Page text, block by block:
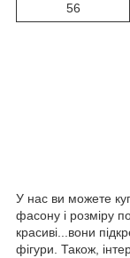
56
У нас ви можете
фасону і розміру
красиві...вони
фігури. Також,